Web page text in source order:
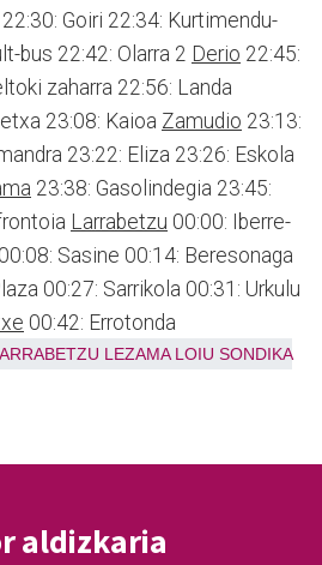
Goiri 22:34: Kurtimendu-
bus 22:42: Olarra 2 Derio 22:45:
zaharra 22:56: Landa
23:08: Kaioa Zamudio 23:13:
23:22: Eliza 23:26: Eskola
23:38: Gasolindegia 23:45:
Larrabetzu 00:00: Iberre-
Sasine 00:14: Beresonaga
00:27: Sarrikola 00:31: Urkulu
00:42: Errotonda
LEZAMA LOIU SONDIKA
aldizkaria